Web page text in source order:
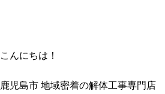
こんにちは！
鹿児島市 地域密着の解体工事専門店